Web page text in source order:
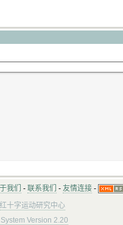
我们 - 联系我们 - 友情连接 -
红十字运动研究中心
Version 2.20